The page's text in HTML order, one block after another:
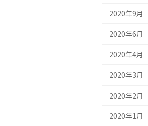
2020年9月
2020年6月
2020年4月
2020年3月
2020年2月
2020年1月